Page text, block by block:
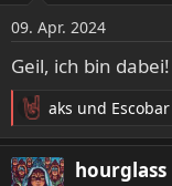
n
e
n
09. Apr. 2024
Geil, ich bin dabei!
R
e
a
k
aks und Escobar
hourglass